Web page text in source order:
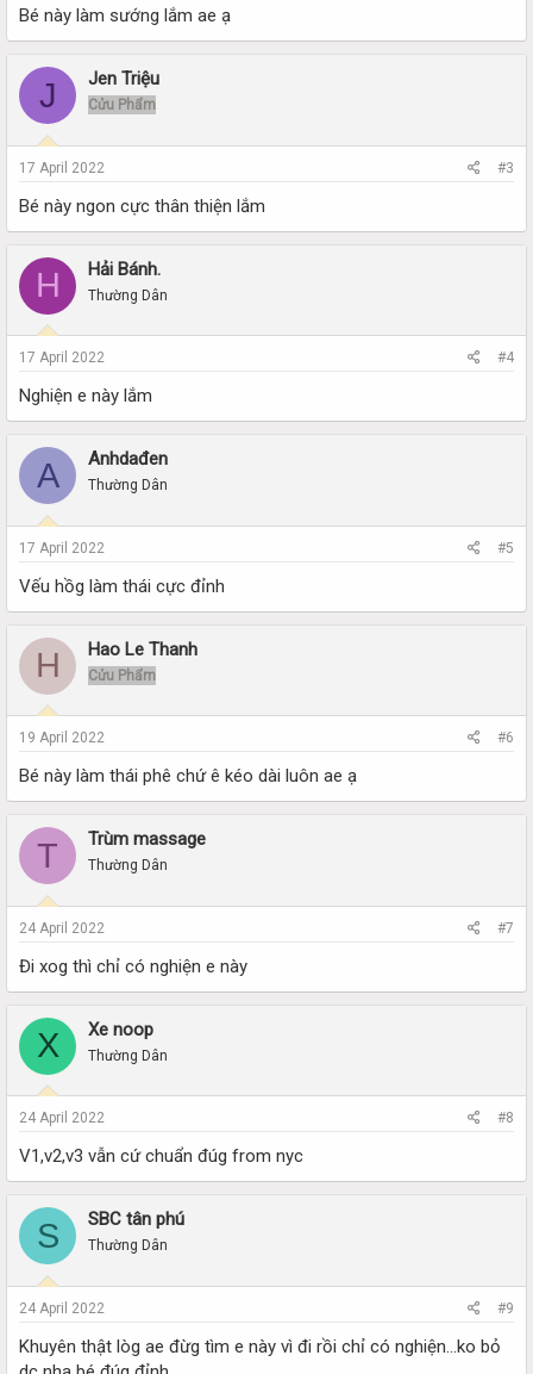
Bé này làm sướng lắm ae ạ
J Jen Triệu
Cửu Phẩm
17 April 2022 #3
Bé này ngon cực thân thiện lắm
H Hải Bánh.
Thường Dân
17 April 2022 #4
Nghiện e này lắm
A Anhdađen
Thường Dân
17 April 2022 #5
Vếu hồg làm thái cực đỉnh
H Hao Le Thanh
Cửu Phẩm
19 April 2022 #6
Bé này làm thái phê chứ ê kéo dài luôn ae ạ
T Trùm massage
Thường Dân
24 April 2022 #7
Đi xog thì chỉ có nghiện e này
X Xe noop
Thường Dân
24 April 2022 #8
V1,v2,v3 vẫn cứ chuẩn đúg from nyc
S SBC tân phú
Thường Dân
24 April 2022 #9
Khuyên thật lòg ae đừg tìm e này vì đi rồi chỉ có nghiện...ko bỏ